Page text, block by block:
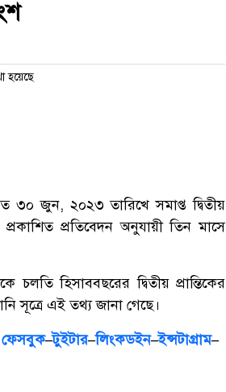
হয়েছে
৩০ জুন, ২০২৩ তারিখে সমাপ্ত দ্বিতীয়
প্রতিবেদন অনুযায়ী তিন মাসে
হিসাববছরের দ্বিতীয় প্রান্তিকের
সূত্রে এই তথ্য জানা গেছে।
ফেসবুক–টুইটার–লিংকডইন–ইন্সটাগ্রাম–